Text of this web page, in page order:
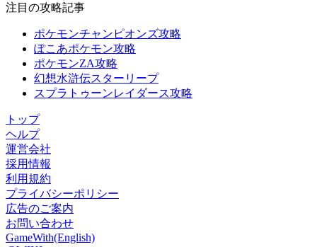
注目の攻略記事
ポケモンチャンピオンズ攻略
ぽこあポケモン攻略
ポケモンZA攻略
幻想水滸伝スターリープ
スプラトゥーンレイダース攻略
トップ
ヘルプ
運営会社
採用情報
利用規約
プライバシーポリシー
広告のご案内
お問い合わせ
GameWith(English)